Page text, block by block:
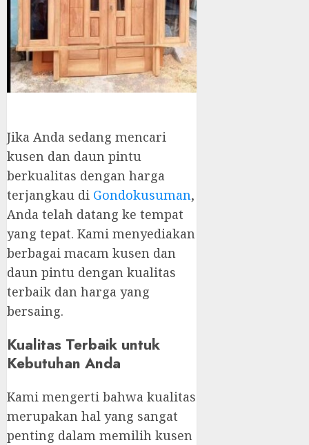
Jika Anda sedang mencari
kusen dan daun pintu
berkualitas dengan harga
terjangkau di Gondokusuman,
Anda telah datang ke tempat
yang tepat. Kami menyediakan
berbagai macam kusen dan
daun pintu dengan kualitas
terbaik dan harga yang
bersaing.
Kualitas Terbaik untuk
Kebutuhan Anda
Kami mengerti bahwa kualitas
merupakan hal yang sangat
penting dalam memilih kusen